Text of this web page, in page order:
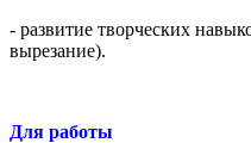
- развитие творческих
вырезание).
Для работы